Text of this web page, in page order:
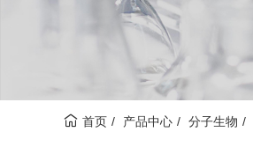
首页 产品中心 分子生物